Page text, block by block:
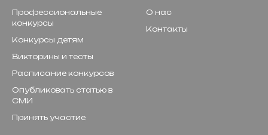
Профессиональные
конкурсы
Конкурсы детям
Викторины и тесты
Расписание конкурсов
Опубликовать статью в
СМИ
Принять участие
О нас
Контакты